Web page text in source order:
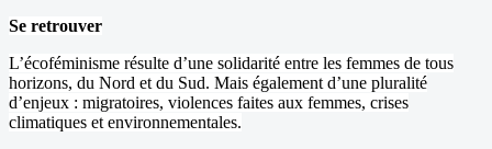
Se retrouver
L’écoféminisme résulte d’une solidarité entre les femmes de tous
horizons, du Nord et du Sud. Mais également d’une pluralité
d’enjeux : migratoires, violences faites aux femmes, crises
climatiques et environnementales.